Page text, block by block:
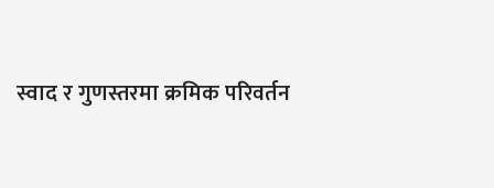
स्वाद र गुणस्तरमा क्रमिक परिवर्तन